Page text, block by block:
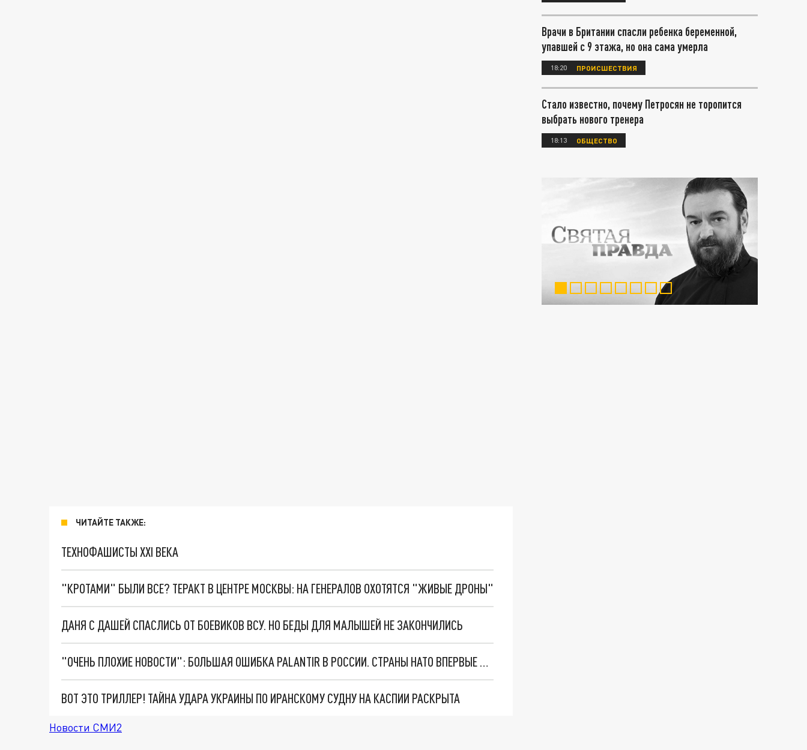
ЧИТАЙТЕ ТАКЖЕ:
ТЕХНОФАШИСТЫ XXI ВЕКА
"КРОТАМИ" БЫЛИ ВСЕ? ТЕРАКТ В ЦЕНТРЕ МОСКВЫ: НА ГЕНЕРАЛОВ ОХОТЯТСЯ "ЖИВЫЕ ДРОНЫ"
ДАНЯ С ДАШЕЙ СПАСЛИСЬ ОТ БОЕВИКОВ ВСУ. НО БЕДЫ ДЛЯ МАЛЫШЕЙ НЕ ЗАКОНЧИЛИСЬ
"ОЧЕНЬ ПЛОХИЕ НОВОСТИ": БОЛЬШАЯ ОШИБКА PALANTIR В РОССИИ. СТРАНЫ НАТО ВПЕРВЫЕ ЗА СВО ОСТАНОВИЛИ ПОСТАВКИ ОРУЖИЯ. ВСУ ТЕРЯЮТ ПРИГРАНИЧЬЕ?
ВОТ ЭТО ТРИЛЛЕР! ТАЙНА УДАРА УКРАИНЫ ПО ИРАНСКОМУ СУДНУ НА КАСПИИ РАСКРЫТА
Новости СМИ2
Врачи в Британии спасли ребенка беременной,
упавшей с 9 этажа, но она сама умерла
18:20 ПРОИСШЕСТВИЯ
Стало известно, почему Петросян не торопится
выбрать нового тренера
18:13 ОБЩЕСТВО